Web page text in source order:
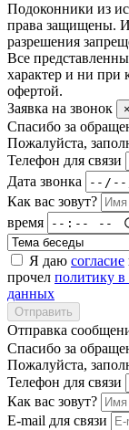
Подоконники из
права защищены.
разрешения
Все
характер и ни при
офертой.
Заявка на звонок
×
Спасибо за
Пожалуйста,
Телефон для связи
Дата звонка
Как вас зовут?
время
Я даю согласие
прочел политику
данных
Отправить
Отправка
Спасибо за
Пожалуйста,
Телефон для связи
Как вас зовут?
E-mail для связи